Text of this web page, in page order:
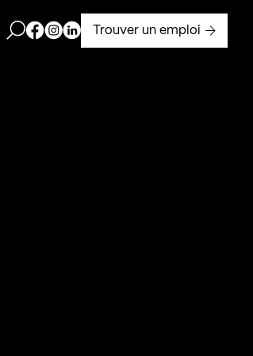
Ouvrir la barre de recherche
Page Facebook de Kollectif
Page Instagram de Kollectif
Page Linkedin de Kollectif
Trouver un emploi